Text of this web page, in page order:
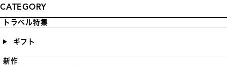
CATEGORY
トラベル特集
ギフト
新作